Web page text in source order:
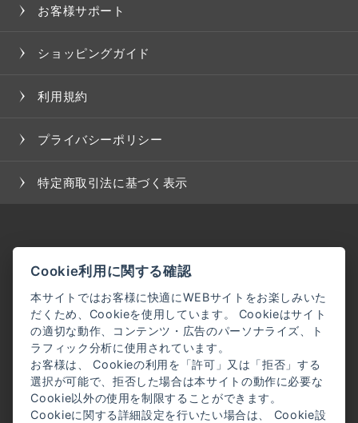
お客様サポート
ショッピングガイド
利用規約
プライバシーポリシー
特定商取引法に基づく表示
Cookie利用に関する確認
本サイトではお客様に快適にWEBサイトをお楽しみいた
だくため、Cookieを使用しています。 Cookieはサイト
の適切な動作、コンテンツ・広告のパーソナライズ、ト
ラフィック分析に使用されています。
お客様は、 Cookieの利用を「許可」又は「拒否」する
選択が可能で、拒否した場合は本サイトの動作に必要な
Cookie以外の使用を制限することができます。
Cookieに関する詳細設定を行いたい場合は、 Cookie設